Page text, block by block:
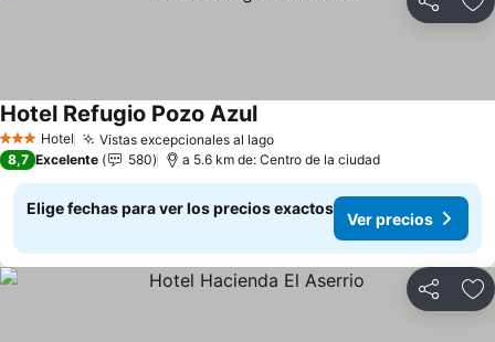
Compartir
3 Estrellas
Hotel Vistas excepcionales al lagoVer precios
Hotel Refugio Pozo AzulVer precios
8,7 Excelente 580 a 5.6 km de: Centro de la ciudad
Elige fechas para ver los precios exactos
Ver precios
Compartir